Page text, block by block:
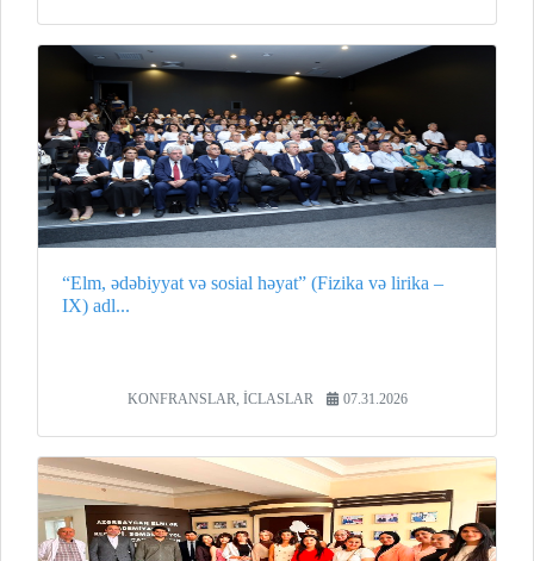
“Elm, ədəbiyyat və sosial həyat” (Fizika və lirika –
IX) adl...
KONFRANSLAR, İCLASLAR 07.31.2026